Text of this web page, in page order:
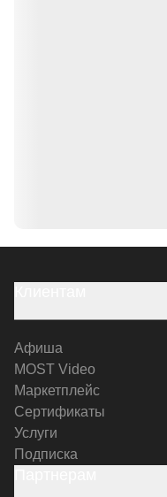
Афиша
MOST Video
Маркетплейс
Сертификаты
Услуги
Подписка